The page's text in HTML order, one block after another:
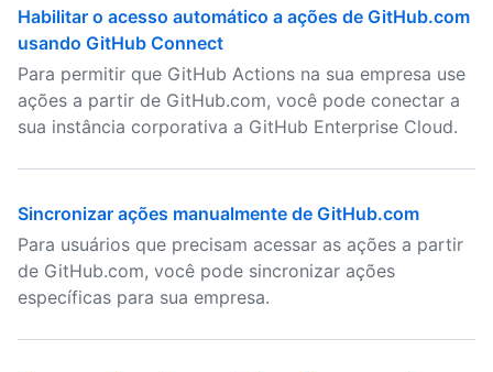
Habilitar o acesso automático a ações de GitHub.com
usando GitHub Connect
Para permitir que GitHub Actions na sua empresa use
ações a partir de GitHub.com, você pode conectar a
sua instância corporativa a GitHub Enterprise Cloud.
Sincronizar ações manualmente de GitHub.com
Para usuários que precisam acessar as ações a partir
de GitHub.com, você pode sincronizar ações
específicas para sua empresa.